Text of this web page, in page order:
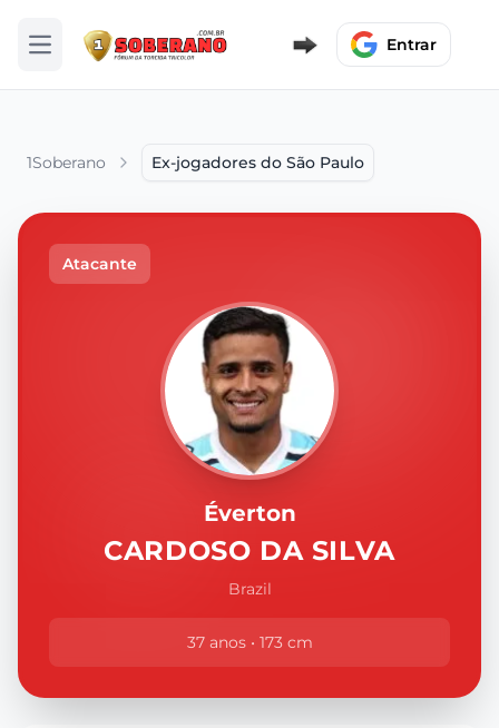
Abrir menu Entrar
1Soberano Ex-jogadores do São Paulo
Atacante
Éverton
CARDOSO DA SILVA
Brazil
37 anos • 173 cm